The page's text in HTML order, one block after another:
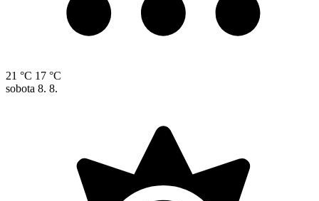
21 °C 17 °C
sobota 8. 8.